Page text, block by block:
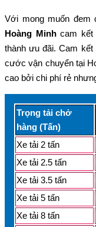
Với mong muốn đem
Hoàng Minhcam kết
thành ưu đãi. Cam
cước vận chuyển tại
cao bởi chi phí rẻ
Trọng tải chở
hàng (Tấn)
Xe tải 2 tấn
Xe tải 2.5 tấn
Xe tải 3.5 tấn
Xe tải 5 tấn
Xe tải 8 tấn